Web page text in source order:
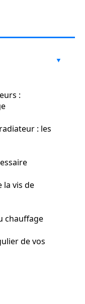
:
: les
la vis de
chauffage
de vos